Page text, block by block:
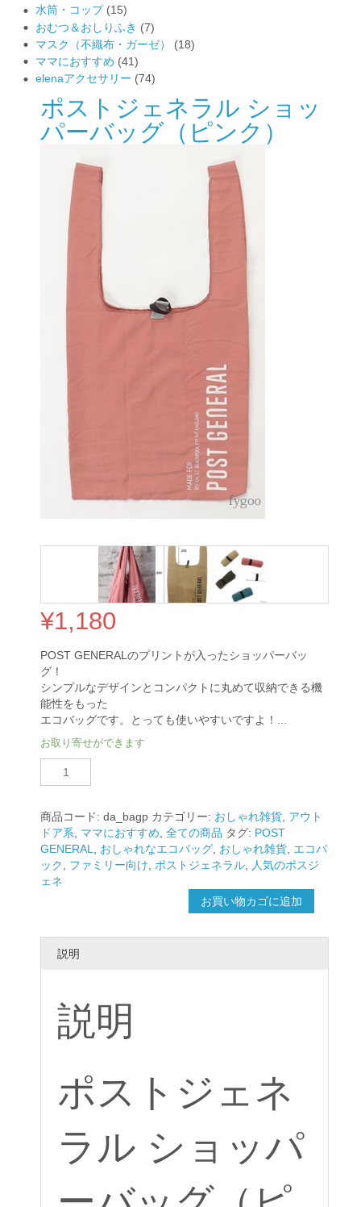
水筒・コップ (15)
おむつ＆おしりふき (7)
マスク（不織布・ガーゼ）
(18)
ママにおすすめ (41)
elenaアクセサリー (74)
ポストジェネラル ショッ
パーバッグ（ピンク）
¥1,180
POST GENERALのプリントが入ったショッパーバッ
グ！
シンプルなデザインとコンパクトに丸めて収納できる機
能性をもった
エコバッグです。とっても使いやすいですよ！...
お取り寄せができます
ス
ジ
ェ
ネ
ラ
ル
（ピ
商品コード: da_bagp カテゴリー: おしゃれ雑貨, アウト
ドア系, ママにおすすめ, 全ての商品 タグ: POST
GENERAL, おしゃれなエコバッグ, おしゃれ雑貨, エコバ
ック, ファミリー向け, ポストジェネラル, 人気のポスジ
ェネ
お買い物カゴに追加
説明
説明
ポストジェネ
ラル ショッパ